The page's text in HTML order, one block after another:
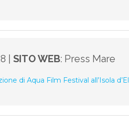
| SITO WEB: Press Mare
di Aqua Film Festival all’Isola